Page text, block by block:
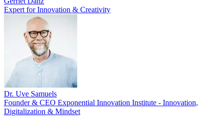
Expert for Innovation & Creativity
Dr. Uve Samuels
Founder & CEO Exponential Innovation Institute - Innovation,
Digitalization & Mindset